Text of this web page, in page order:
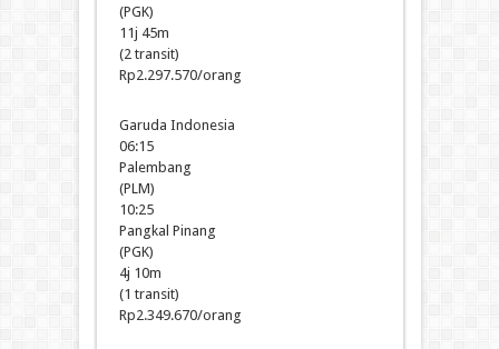
(PGK)
11j 45m
(2 transit)
Rp2.297.570/orang
Garuda Indonesia
06:15
Palembang
(PLM)
10:25
Pangkal Pinang
(PGK)
4j 10m
(1 transit)
Rp2.349.670/orang